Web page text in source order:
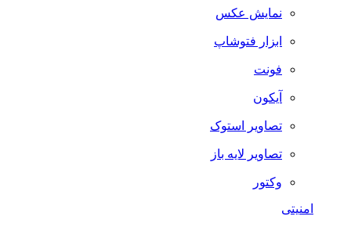
نمایش عکس
ابزار فتوشاپ
فونت
آیکون
تصاویر استوک
تصاویر لایه باز
وکتور
امنیتی